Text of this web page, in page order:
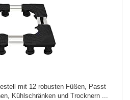
mit 12 robusten Füßen, Passt
Kühlschränken und Trocknern ...